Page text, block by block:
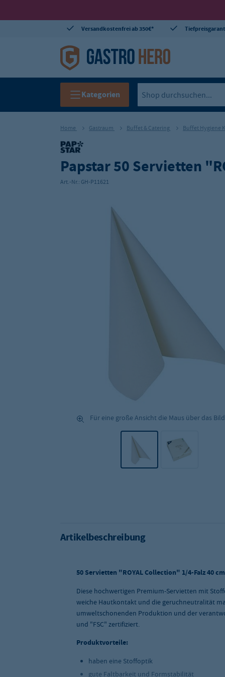
Versandkostenfrei ab 350€*
Kategorien
Home Gastraum Buffet & Catering Buffet Hygiene
Papstar 50 Servietten
Art.-Nr.: GH-P11621
Für eine große Ansicht die Maus über das
Artikelbeschreibung
50 Servietten "ROYAL Collection" 1/4-Falz 40
Diese hochwertigen Premium-Servietten mit
weiche Hautkontakt und die geruchneutralität
umweltschonenden Produktion und der
und "FSC" zertifiziert.
Produktvorteile:
haben eine Stoffoptik
gute Faltbarkeit und Formstabilität